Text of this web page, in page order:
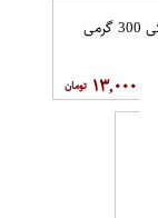
مربا توت فرنگی 300 گرمی
۱۳,۰۰۰